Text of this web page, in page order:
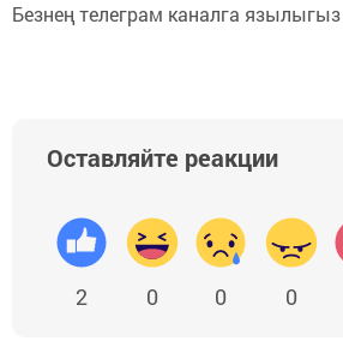
Безнең телеграм каналга язылыгыз
Оставляйте реакции
2 0 0 0